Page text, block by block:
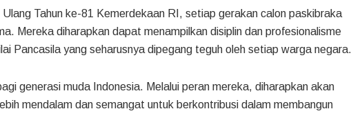
Tahun ke-81 Kemerdekaan RI, setiap gerakan calon paskibraka
Mereka diharapkan dapat menampilkan disiplin dan profesionalisme
Pancasila yang seharusnya dipegang teguh oleh setiap warga negara.
generasi muda Indonesia. Melalui peran mereka, diharapkan akan
mendalam dan semangat untuk berkontribusi dalam membangun